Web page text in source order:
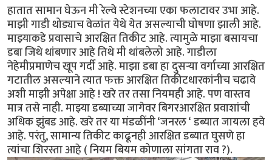
हातात सामान घेऊन मी रेल्वे स्टेशनच्या एका फलाटावर उभा आहे.
माझी गाडी थोड्याच वेळांत येथे येत असल्याची घोषणा झाली आहे.
माझ्याकडे प्रवासाचे आरक्षित तिकीट आहे. त्यामुळे माझा बसायचा
डबा जिथे थांबणार आहे तिथे मी थांबलेलो आहे. गाडीला
नेहेमीप्रमाणेच खूप गर्दी आहे. माझा डबा हा दुसऱ्या वर्गाच्या आरक्षित
गटातील असल्याने त्यात फक्त आरक्षित तिकीटधारकांनीच चढावे
अशी माझी अपेक्षा आहे ! खरे तर तसा नियमही आहे. पण वास्तव
मात्र तसे नाही. माझ्या डब्याच्या जागेवर बिगरआरक्षित प्रवाशांची
अधिक झुंबड आहे. खरे तर या मंडळींनी ‘जनरल ‘ डब्यात जायला हवे
आहे. परंतु, सामान्य तिकीट काढूनही आरक्षित डब्यात घुसणे हा
त्यांचा शिरस्ता आहे ( नियम बियम कोणाला सांगता राव ?).